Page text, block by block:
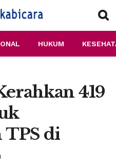
HUKUM
419
TPS di